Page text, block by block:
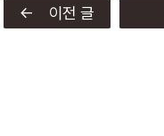
← 이전 글